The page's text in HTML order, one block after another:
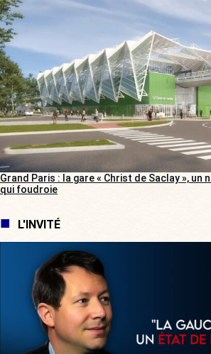
Grand Paris : la gare « Christ de Saclay », un
qui foudroie
L'INVITÉ